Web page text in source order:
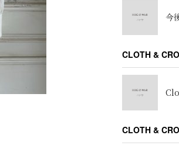
今
CLOTH &
CLOTH &